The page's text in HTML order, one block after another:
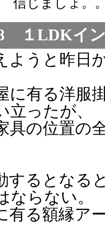
１LDKイ
ようと昨日
に有る洋服
立ったが、
具の位置の
するとなる
ならない。
有る額縁ア